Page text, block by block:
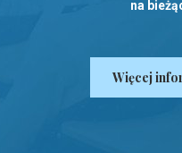
na
Więcej